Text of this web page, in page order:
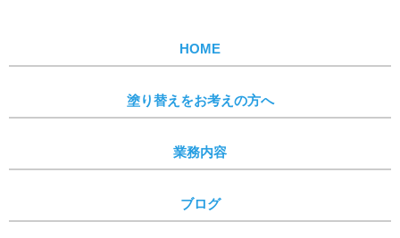
HOME
塗り替えをお考えの方へ
業務内容
ブログ